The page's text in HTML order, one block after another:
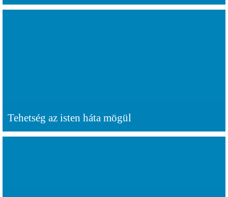
Tehetség az isten háta mögül